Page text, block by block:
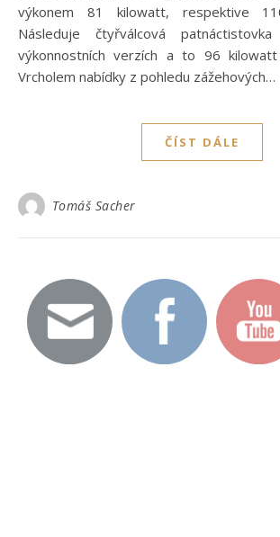
výkonem 81 kilowatt, respektive
Následuje čtyřválcová
výkonnostních verzích a to 96
Vrcholem nabídky z pohledu zážehových…
ČÍST DÁLE
Tomáš Sacher